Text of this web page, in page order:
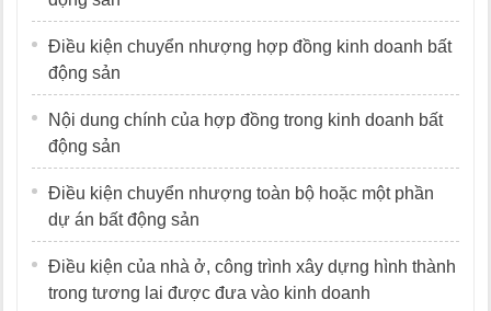
Điều kiện chuyển nhượng hợp đồng kinh doanh bất
động sản
Nội dung chính của hợp đồng trong kinh doanh bất
động sản
Điều kiện chuyển nhượng toàn bộ hoặc một phần
dự án bất động sản
Điều kiện của nhà ở, công trình xây dựng hình thành
trong tương lai được đưa vào kinh doanh